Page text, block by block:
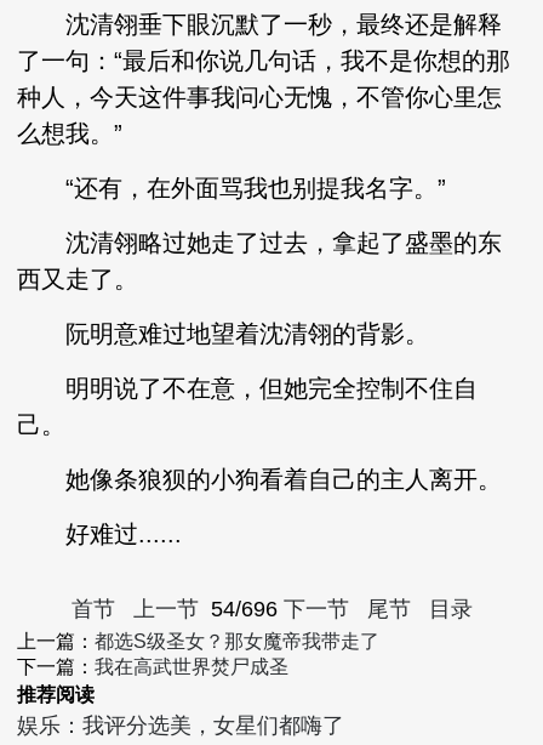
沈清翎垂下眼沉默了一秒，最终还是解释
了一句：“最后和你说几句话，我不是你想的那
种人，今天这件事我问心无愧，不管你心里怎
么想我。”
“还有，在外面骂我也别提我名字。”
沈清翎略过她走了过去，拿起了盛墨的东
西又走了。
阮明意难过地望着沈清翎的背影。
明明说了不在意，但她完全控制不住自
己。
她像条狼狈的小狗看着自己的主人离开。
好难过......
首节 上一节 54/696 下一节 尾节 目录
上一篇：都选S级圣女？那女魔帝我带走了
下一篇：我在高武世界焚尸成圣
推荐阅读
娱乐：我评分选美，女星们都嗨了